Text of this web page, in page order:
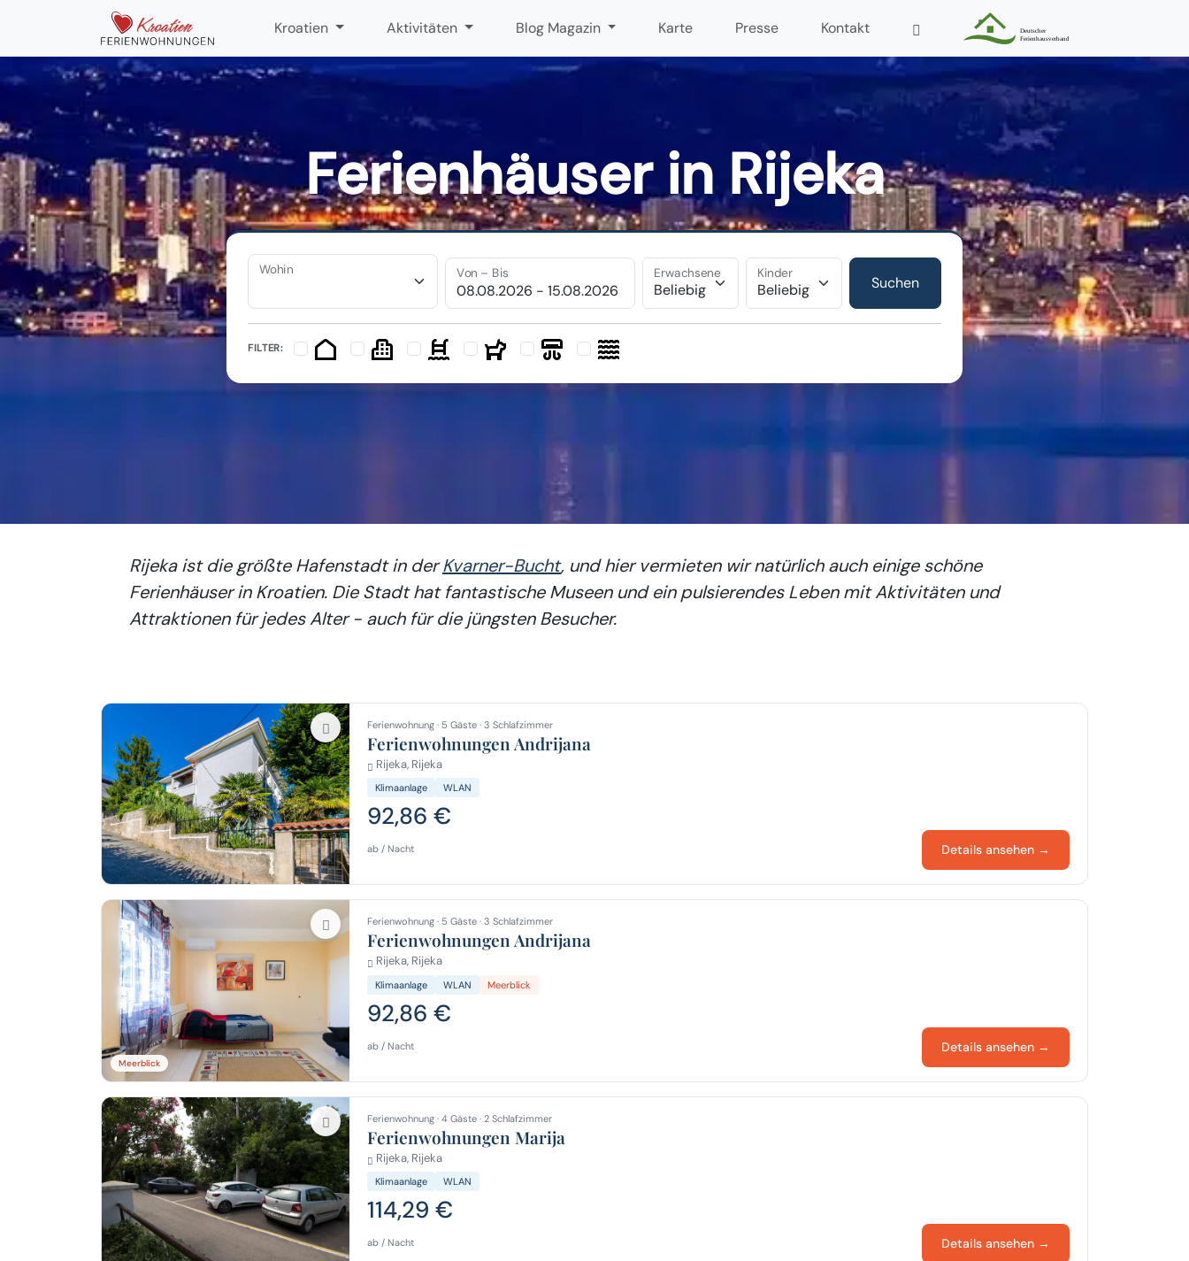
Kroatien Aktivitäten Blog Magazin Karte Presse Kontakt
Ferienhäuser in Rijeka
Wohin Von – Bis Erwachsene Kinder
FILTER:
Rijeka ist die größte Hafenstadt in derKvarner-Bucht, und hier vermieten wir natürlich auch einige schöne
Ferienhäuser in Kroatien. Die Stadt hat fantastische Museen und ein pulsierendes Leben mit Aktivitäten und
Attraktionen für jedes Alter - auch für die jüngsten Besucher.
Ferienwohnung · 5 Gäste · 3 Schlafzimmer
Ferienwohnungen Andrijana
Rijeka, Rijeka
Klimaanlage WLAN
92,86 €
ab / Nacht Details ansehen →
Meerblick
Ferienwohnung · 5 Gäste · 3 Schlafzimmer
Ferienwohnungen Andrijana
Rijeka, Rijeka
Klimaanlage WLAN Meerblick
92,86 €
ab / Nacht Details ansehen →
Ferienwohnung · 4 Gäste · 2 Schlafzimmer
Ferienwohnungen Marija
Rijeka, Rijeka
Klimaanlage WLAN
114,29 €
ab / Nacht Details ansehen →